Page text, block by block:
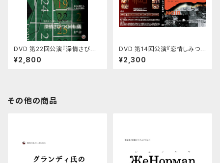
DVD 第22回公演『深情さびつく
回転儀』
¥2,800
DVD 第14回公演『恋情しみつく
赤絨毯』（ノワール版）
¥2,300
その他の商品